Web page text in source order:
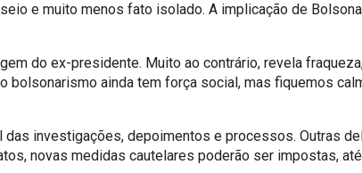
e muito menos fato isolado. A implicação de
do ex-presidente. Muito ao contrário, revela
ainda tem força social, mas fiquemos
das investigações, depoimentos e processos. Outras
novas medidas cautelares poderão ser impostas,